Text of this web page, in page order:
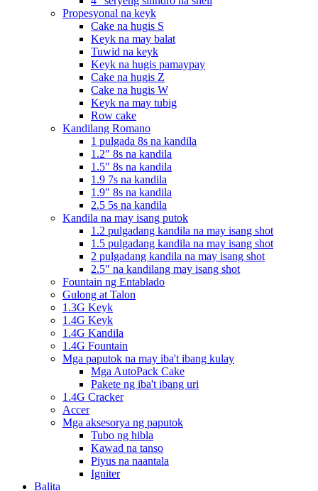
Propesyonal na keyk
Cake na hugis S
Keyk na may balat
Tuwid na keyk
Keyk na hugis pamaypay
Cake na hugis Z
Cake na hugis W
Keyk na may tubig
Row cake
Kandilang Romano
1 pulgada 8s na kandila
1.2″ 8s na kandila
1.5″ 8s na kandila
1.9 7s na kandila
1.9″ 8s na kandila
2.5 5s na kandila
Kandila na may isang putok
1.2 pulgadang kandila na may isang shot
1.5 pulgadang kandila na may isang shot
2 pulgadang kandila na may isang shot
2.5" na kandilang may isang shot
Fountain ng Entablado
Gulong at Talon
1.3G Keyk
1.4G Keyk
1.4G Kandila
1.4G Fountain
Mga paputok na may iba't ibang kulay
Mga AutoPack Cake
Pakete ng iba't ibang uri
1.4G Cracker
Accer
Mga aksesorya ng paputok
Tubo ng hibla
Kawad na tanso
Piyus na naantala
Igniter
Balita